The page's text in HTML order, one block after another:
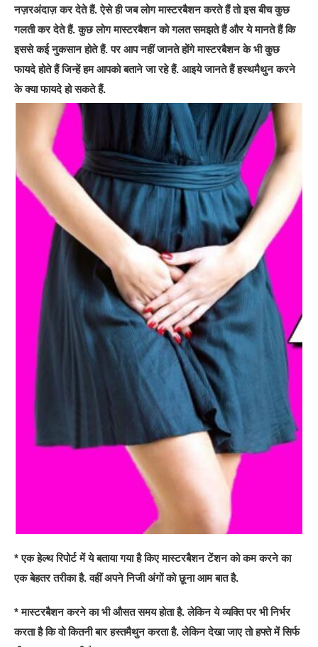
नज़रअंदाज़ कर देते हैं. ऐसे ही जब लोग मास्टरबैशन करते हैं तो इस बीच कुछ
गलती कर देते हैं. कुछ लोग मास्टरबैशन को गलत समझते हैं और ये मानते हैं कि
इससे कई नुकसान होते हैं. पर आप नहीं जानते होंगे मास्टरबैशन के भी कुछ
फायदे होते हैं जिन्हें हम आपको बताने जा रहे हैं. आइये जानते हैं हस्थमैथुन करने
के क्या फायदे हो सकते हैं.
* एक हेल्थ रिपोर्ट में ये बताया गया है किए मास्टरबैशन टेंशन को कम करने का
एक बेहतर तरीका है. वहीं अपने निजी अंगों को छूना आम बात है.
* मास्टरबैशन करने का भी औसत समय होता है. लेकिन ये व्यक्ति पर भी निर्भर
करता है कि वो कितनी बार हस्तमैथुन करता है. लेकिन देखा जाए तो हफ्ते में सिर्फ